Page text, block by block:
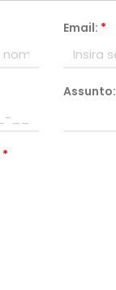
Email: *
Assunto:
*